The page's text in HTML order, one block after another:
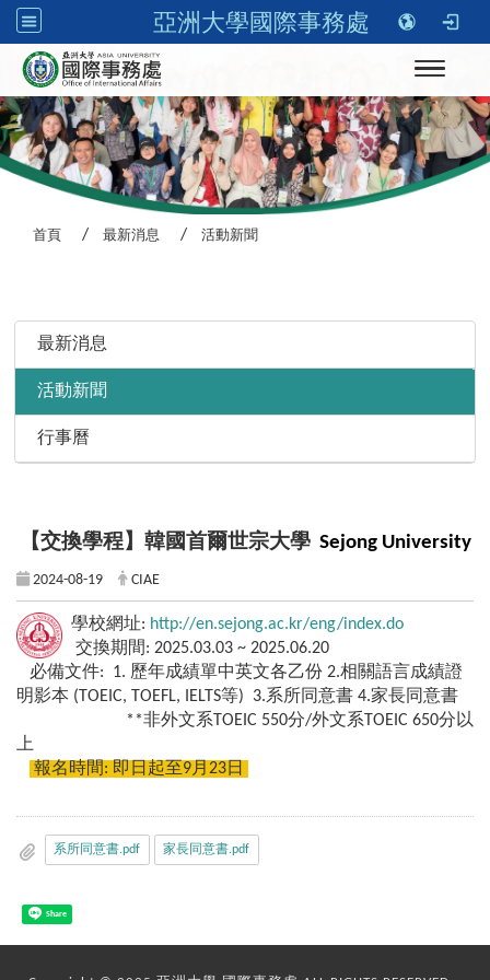
亞洲大學國際事務處
Toggle
首頁 最新消息 活動新聞
最新消息
活動新聞
行事曆
【交換學程】韓國首爾世宗大學 Sejong University
2024-08-19 CIAE
學校網址: http://en.sejong.ac.kr/eng/index.do
交換期間: 2025.03.03 ~ 2025.06.20
必備文件: 1. 歷年成績單中英文各乙份 2.相關語言成績證
明影本 (TOEIC, TOEFL, IELTS等) 3.系所同意書 4.家長同意書
**非外文系TOEIC 550分/外文系TOEIC 650分以
上
報名時間: 即日起至9月23日
系所同意書.pdf 家長同意書.pdf
Share